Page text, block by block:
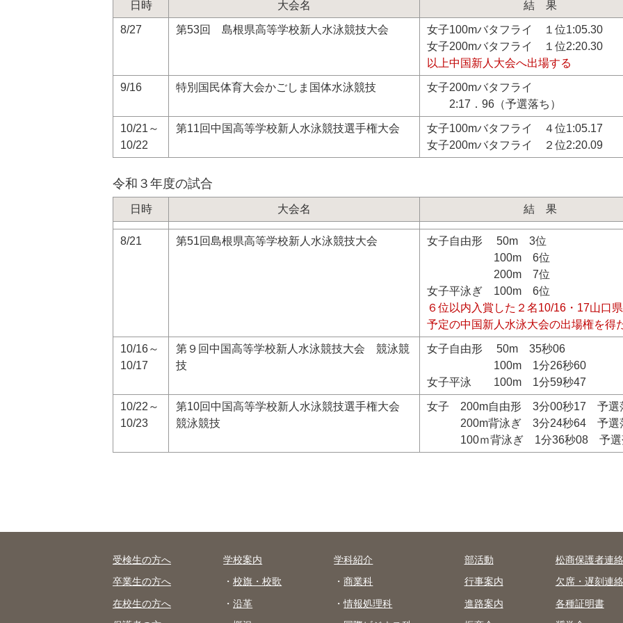
日時 大会名 結果
8/27 第53回 島根県高等学校新人水泳競技大会
女子100mバタフライ １位1:05.30
女子200mバタフライ １位2:20.30
以上中国新人大会へ出場する
9/16 特別国民体育大会かごしま国体水泳競技
女子200mバタフライ
2:17．96（予選落ち）
10/21～
10/22
第11回中国高等学校新人水泳競技選手権大会
女子100mバタフライ ４位1:05.17
女子200mバタフライ ２位2:20.09
令和３年度の試合
日時 大会名 結果
8/21 第51回島根県高等学校新人水泳競技大会
女子自由形 50m 3位
100m 6位
200m 7位
女子平泳ぎ 100m 6位
６位以内入賞した２名10/16・17山口
予定の中国新人水泳大会の出場権を得
10/16～
10/17
第９回中国高等学校新人水泳競技大会 競泳競
技
女子自由形 50m 35秒06
100m 1分26秒60
女子平泳 100m 1分59秒47
10/22～
10/23
第10回中国高等学校新人水泳競技選手権大会
競泳競技
女子 200m自由形 3分00秒17 予選
200m背泳ぎ 3分24秒64 予選
100ｍ背泳ぎ 1分36秒08 予選
受検生の方へ
卒業生の方へ
在校生の方へ
学校案内
校旗・校歌
沿革
学科紹介
商業科
情報処理科
部活動
行事案内
進路案内
松商保護者連
欠席・遅刻連
各種証明書